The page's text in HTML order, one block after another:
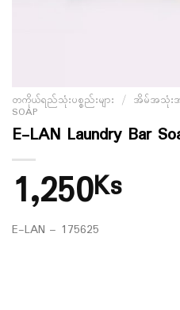
တကိုယ်ရည်သုံးပစ္စည်းများ / အိမ်အသုံးအ
SOAP
E-LAN Laundry Bar
1,250Ks
E-LAN – 175625